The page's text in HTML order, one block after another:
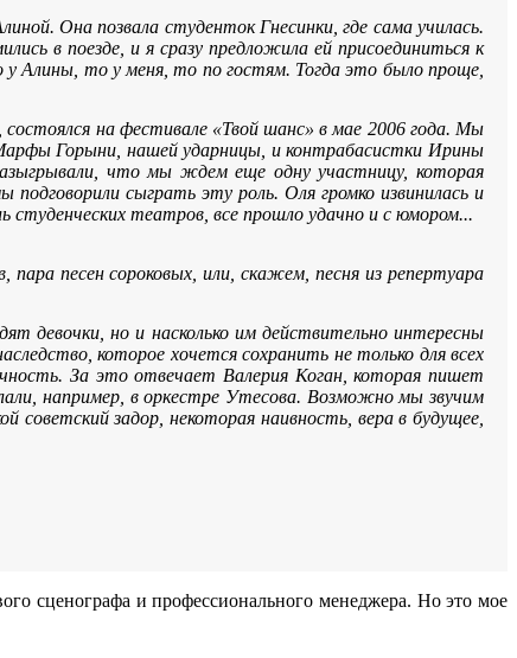
Она позвала студенток Гнесинки, где сама училась.
в поезде, и я сразу предложила ей присоединиться к
у Алины, то у меня, то по гостям. Тогда это было проще,
на фестивале «Твой шанс» в мае 2006 года. Мы
Марфы Горыни, нашей ударницы, и контрабасистки Ирины
что мы ждем еще одну участницу, которая
сыграть эту роль. Оля громко извинилась и
театров, все прошло удачно и с юмором...
песен сороковых, или, скажем, песня из репертуара
девочки, но и насколько им действительно интересны
которое хочется сохранить не только для всех
За это отвечает Валерия Коган, которая пишет
например, в оркестре Утесова. Возможно мы звучим
задор, некоторая наивность, вера в будущее,
сценографа и профессионального менеджера. Но это мое